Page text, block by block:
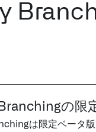
の限
は限定ベータ